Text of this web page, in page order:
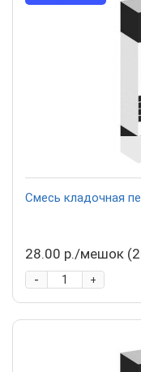
Смесь кладочная
28.00 р./мешок
+
-